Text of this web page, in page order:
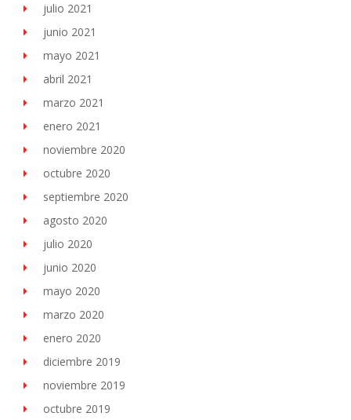
julio 2021
junio 2021
mayo 2021
abril 2021
marzo 2021
enero 2021
noviembre 2020
octubre 2020
septiembre 2020
agosto 2020
julio 2020
junio 2020
mayo 2020
marzo 2020
enero 2020
diciembre 2019
noviembre 2019
octubre 2019